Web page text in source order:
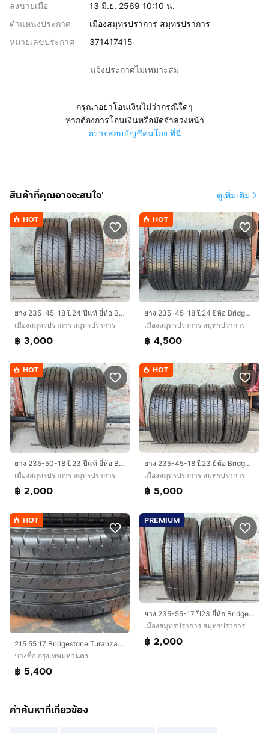
ลงขายเมื่อ
13 มิ.ย. 2569 10:10 น.
ตำแหน่งประกาศ
เมืองสมุทรปราการ สมุทรปราการ
หมายเลขประกาศ
371417415
แจ้งประกาศไม่เหมาะสม
กรุณาอย่าโอนเงินไม่ว่ากรณีใดๆ
หากต้องการโอนเงินหรือมัดจำล่วงหน้า
ตรวจสอบบัญชีคนโกง ที่นี่
สินค้าที่คุณอาจจะสนใจ' ดูเพิ่มเติม
HOT
ยาง 235-45-18 ปี24 ปีแท้ ยี่ห้อ Bridgestone turanza t005a
เมืองสมุทรปราการ สมุทรปราการ
฿ 3,000
HOT
ยาง 235-45-18 ปี24 ยี่ห้อ Bridgestone turanza t005a
เมืองสมุทรปราการ สมุทรปราการ
฿ 4,500
HOT
ยาง 235-50-18 ปี23 ปีแท้ ยี่ห้อ Bridgestone turanza 005a
เมืองสมุทรปราการ สมุทรปราการ
฿ 2,000
HOT
ยาง 235-45-18 ปี23 ยี่ห้อ Bridgestone turanza t005a
เมืองสมุทรปราการ สมุทรปราการ
฿ 5,000
HOT
215​ 55 17 Bridgestone Turanza​ T005A​ ปี23 สวยจัดดอกเต็มๆ​ ร่องยางหนา นุ่มเงียบสุดๆไม่มีแผลปะ​ พร้อมใช้อีกนาน​ ชุด​4เส้น​ 5,400​ บาท
บางซื่อ กรุงเทพมหานคร
฿ 5,400
PREMIUM
ยาง 235-55-17 ปี23 ยี่ห้อ Bridgestone turanza t005a
เมืองสมุทรปราการ สมุทรปราการ
฿ 2,000
คำค้นหาที่เกี่ยวข้อง